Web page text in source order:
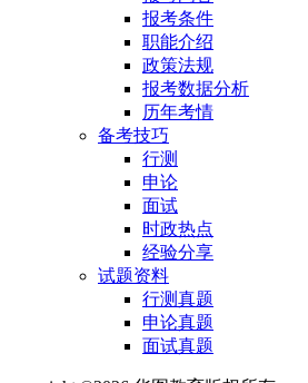
报考条件
职能介绍
政策法规
报考数据分析
历年考情
备考技巧
行测
申论
面试
时政热点
经验分享
试题资料
行测真题
申论真题
面试真题